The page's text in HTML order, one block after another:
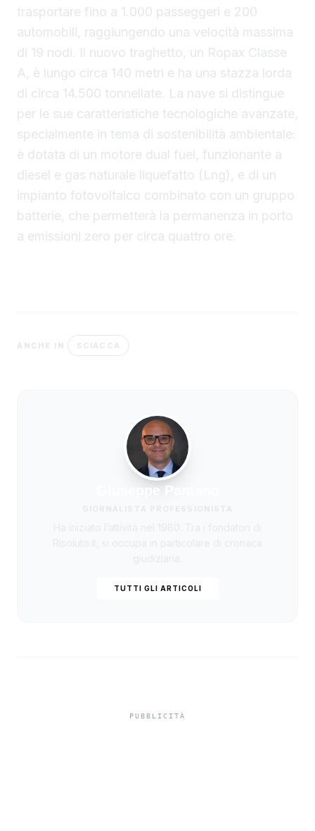
trasportare fino a 1.000 passeggeri e 200
automobili, raggiungendo una velocità massima
di 19 nodi. Il nuovo traghetto, un Ropax Classe
A, è lungo circa 140 metri e ha una stazza lorda
di circa 14.500 tonnellate. La nave si distingue
per le sue caratteristiche tecnologiche avanzate,
specialmente in tema di sostenibilità ambientale:
è dotata di un motore dual fuel, funzionante a
diesel e gas naturale liquefatto (Lng), e di un
impianto fotovoltaico combinato con un gruppo
batterie, che permetterà la permanenza in porto
a emissioni zero per circa quattro ore.
ANCHE IN SCIACCA
Giuseppe Pantano
TUTTI GLI ARTICOLI